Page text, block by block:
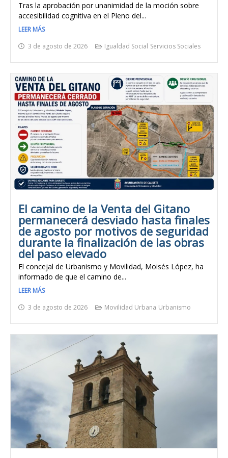
Tras la aprobación por unanimidad de la moción sobre
accesibilidad cognitiva en el Pleno del...
LEER MÁS
3 de agosto de 2026
Igualdad Social Servicios Sociales
El camino de la Venta del Gitano
permanecerá desviado hasta finales
de agosto por motivos de seguridad
durante la finalización de las obras
del paso elevado
El concejal de Urbanismo y Movilidad, Moisés López, ha
informado de que el camino de...
LEER MÁS
3 de agosto de 2026
Movilidad Urbana Urbanismo